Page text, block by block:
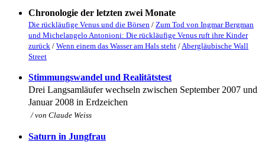
Chronologie der letzten zwei Monate
Die rückläufige Venus und die Börsen / Zum Tod von Ingmar Bergman
und Michelangelo Antonioni: Die rückläufige Venus ruft ihre Kinder
zurück / Wenn einem das Wasser am Hals steht /Abergläubische Wall
Street
Stimmungswandel und Realitätstest
Drei Langsamläufer wechseln zwischen September 2007 und
Januar 2008 in Erdzeichen
/ von Claude Weiss
Saturn in Jungfrau